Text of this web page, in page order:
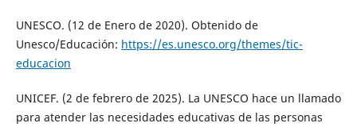
UNESCO. (12 de Enero de 2020). Obtenido de
Unesco/Educación: https://es.unesco.org/themes/tic-
educacion
UNICEF. (2 de febrero de 2025). La UNESCO hace un llamado
para atender las necesidades educativas de las personas